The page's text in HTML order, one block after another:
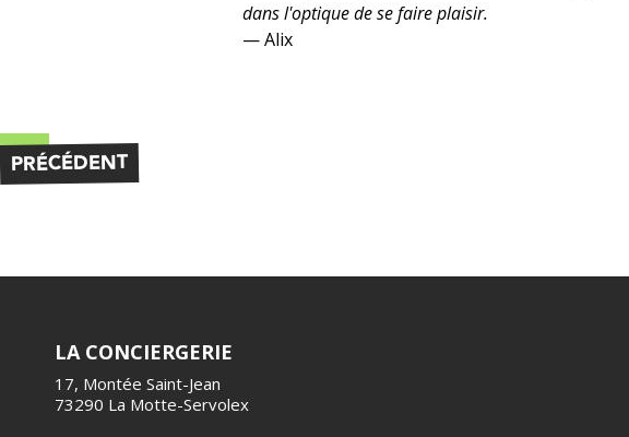
dans l'optique de se faire plaisir.
— Alix
PRÉCÉDENT
LA CONCIERGERIE
17, Montée Saint-Jean
73290 La Motte-Servolex